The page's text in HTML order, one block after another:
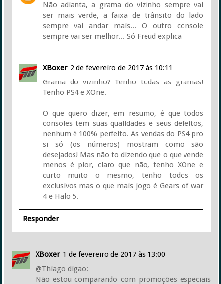
Não adianta, a grama do vizinho sempre vai
ser mais verde, a faixa de trânsito do lado
sempre vai andar mais... O outro console
sempre vai ser melhor... Só Freud explica
XBoxer 2 de fevereiro de 2017 às 10:11
Grama do vizinho? Tenho todas as gramas!
Tenho PS4 e XOne.
O que quero dizer, em resumo, é que todos
consoles tem suas qualidades e seus defeitos,
nenhum é 100% perfeito. As vendas do PS4 pro
si só (os números) mostram como são
desejados! Mas não to dizendo que o que vende
menos é pior, claro que não, tenho XOne e
curto muito o mesmo, tenho todos os
exclusivos mas o que mais jogo é Gears of war
4 e Halo 5.
Responder
XBoxer 1 de fevereiro de 2017 às 13:00
@Thiago digao:
Não estou comparando com promoções especiais